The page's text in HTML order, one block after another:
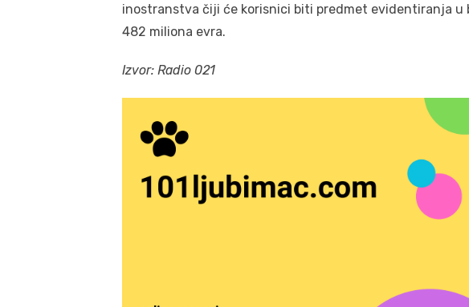
inostranstva čiji će korisnici biti predmet evidentiranja u
482 miliona evra.
Izvor: Radio 021